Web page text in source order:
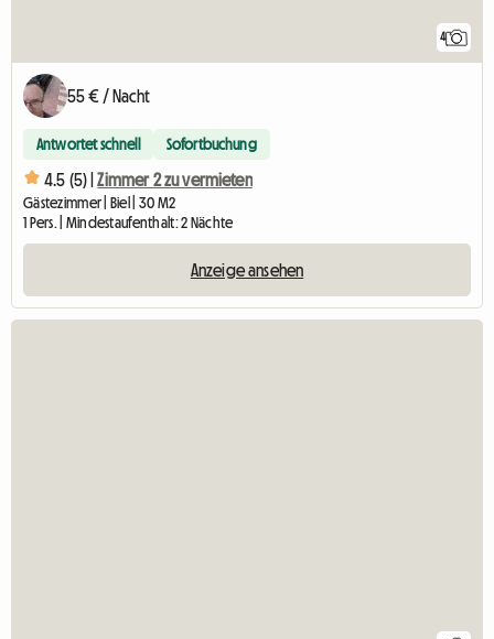
4
55 € / Nacht
Antwortet schnell Sofortbuchung
4.5 (5) | Zimmer 2 zu vermieten
Gästezimmer | Biel | 30 M2
1 Pers. | Mindestaufenthalt: 2 Nächte
Anzeige ansehen